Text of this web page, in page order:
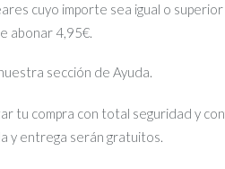
cuyo importe sea igual o
abonar 4,95€.
sección de Ayuda.
tu compra con total seguridad y
y entrega serán gratuitos.